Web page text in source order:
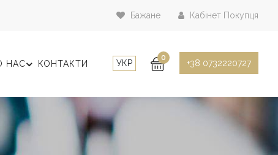
Бажане Кабінет Покупця
НАС КОНТАКТИ УКР
0
+38 0732220727